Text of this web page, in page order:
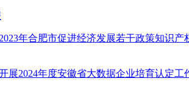
年合肥市促进经济发展若干政策知识
展2024年度安徽省大数据企业培育认定工